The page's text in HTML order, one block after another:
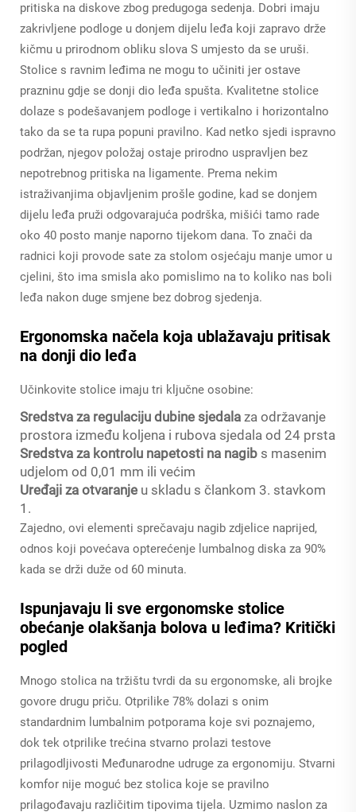
pritiska na diskove zbog predugoga sedenja. Dobri imaju
zakrivljene podloge u donjem dijelu leđa koji zapravo drže
kičmu u prirodnom obliku slova S umjesto da se uruši.
Stolice s ravnim leđima ne mogu to učiniti jer ostave
prazninu gdje se donji dio leđa spušta. Kvalitetne stolice
dolaze s podešavanjem podloge i vertikalno i horizontalno
tako da se ta rupa popuni pravilno. Kad netko sjedi ispravno
podržan, njegov položaj ostaje prirodno uspravljen bez
nepotrebnog pritiska na ligamente. Prema nekim
istraživanjima objavljenim prošle godine, kad se donjem
dijelu leđa pruži odgovarajuća podrška, mišići tamo rade
oko 40 posto manje naporno tijekom dana. To znači da
radnici koji provode sate za stolom osjećaju manje umor u
cjelini, što ima smisla ako pomislimo na to koliko nas boli
leđa nakon duge smjene bez dobrog sjedenja.
Ergonomska načela koja ublažavaju pritisak
na donji dio leđa
Učinkovite stolice imaju tri ključne osobine:
Sredstva za regulaciju dubine sjedala za održavanje
prostora između koljena i rubova sjedala od 24 prsta
Sredstva za kontrolu napetosti na nagib s masenim
udjelom od 0,01 mm ili većim
Uređaji za otvaranje u skladu s člankom 3. stavkom
1.
Zajedno, ovi elementi sprečavaju nagib zdjelice naprijed,
odnos koji povećava opterećenje lumbalnog diska za 90%
kada se drži duže od 60 minuta.
Ispunjavaju li sve ergonomske stolice
obećanje olakšanja bolova u leđima? Kritički
pogled
Mnogo stolica na tržištu tvrdi da su ergonomske, ali brojke
govore drugu priču. Otprilike 78% dolazi s onim
standardnim lumbalnim potporama koje svi poznajemo,
dok tek otprilike trećina stvarno prolazi testove
prilagodljivosti Međunarodne udruge za ergonomiju. Stvarni
komfor nije moguć bez stolica koje se pravilno
prilagođavaju različitim tipovima tijela. Uzmimo naslon za